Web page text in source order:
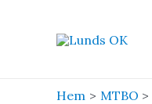
Hem MTBO